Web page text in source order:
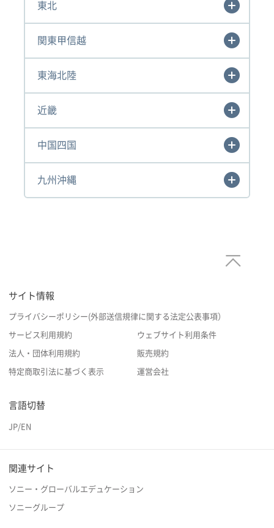
東北
関東甲信越
東海北陸
近畿
中国四国
九州沖縄
サイト情報
プライバシーポリシー(外部送信規律に関する法定公表事項）
サービス利用規約 ウェブサイト利用条件
法人・団体利用規約 販売規約
特定商取引法に基づく表示 運営会社
言語切替
JP/EN
関連サイト
ソニー・グローバルエデュケーション
ソニーグループ